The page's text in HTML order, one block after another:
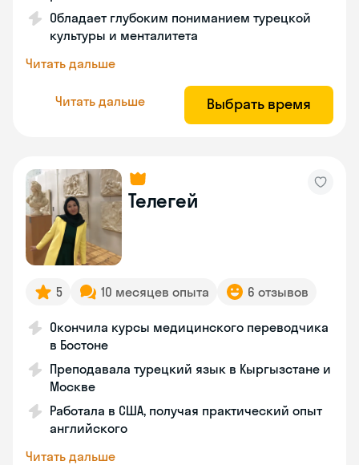
Обладает глубоким пониманием турецкой
культуры и менталитета
Читать дальше
Читать дальше Выбрать время
Телегей
5 10 месяцев опыта 6 отзывов
Окончила курсы медицинского переводчика
в Бостоне
Преподавала турецкий язык в Кыргызстане и
Москве
Работала в США, получая практический опыт
английского
Читать дальше